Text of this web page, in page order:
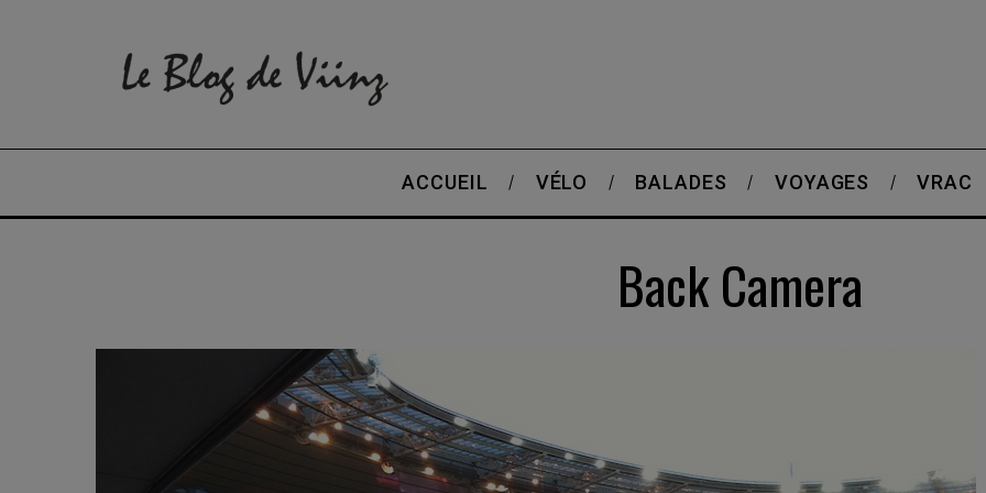
ACCUEIL VÉLO BALADES VOYAGES VRAC
Back Camera